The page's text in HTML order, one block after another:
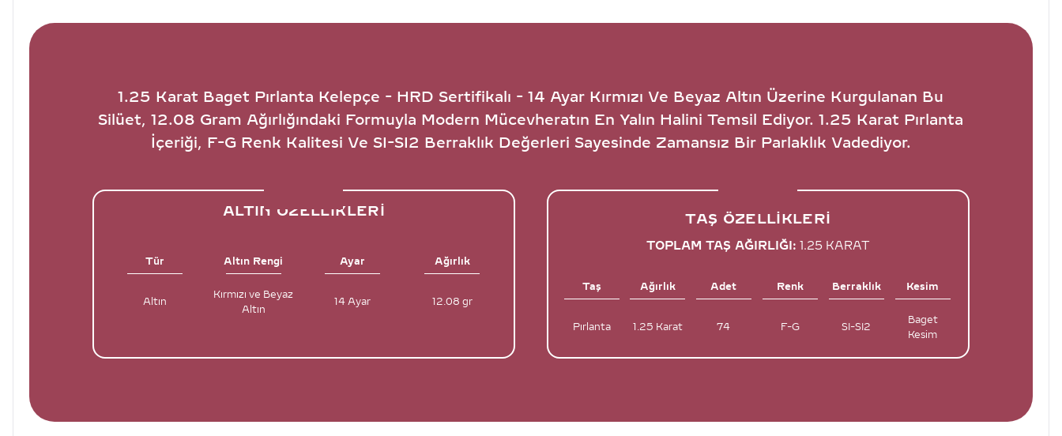
1.25 Karat Baget Pırlanta Kelepçe - HRD Sertifikalı - 14 Ayar Kırmızı Ve Beyaz Altın Üzerine Kurgulanan Bu
Silüet, 12.08 Gram Ağırlığındaki Formuyla Modern Mücevheratın En Yalın Halini Temsil Ediyor. 1.25 Karat Pırlanta
İçeriği, F-G Renk Kalitesi Ve SI-SI2 Berraklık Değerleri Sayesinde Zamansız Bir Parlaklık Vadediyor.
ALTIN ÖZELLIKLERI
Tür Altın Rengi Ayar Ağırlık
Altın
Kırmızı ve Beyaz
Altın
14 Ayar 12.08 gr
TAŞ ÖZELLIKLERI
TOPLAM TAŞ AĞIRLIĞI: 1.25 KARAT
Taş Ağırlık Adet Renk Berraklık Kesim
Pırlanta 1.25 Karat 74 F-G SI-SI2
Baget
Kesim